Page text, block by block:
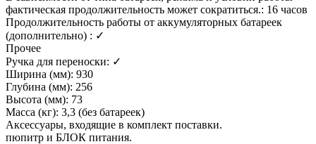
фактическая продолжительность может сократиться.: 16 часов
Продолжительность работы от аккумуляторных батареек
(дополнительно) : ✓
Прочее
Ручка для переноски: ✓
Ширина (мм): 930
Глубина (мм): 256
Высота (мм): 73
Масса (кг): 3,3 (без батареек)
Аксессуары, входящие в комплект поставки.
пюпитр и БЛОК питания.